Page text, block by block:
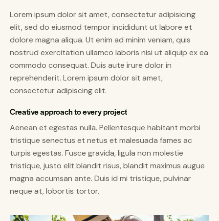
Lorem ipsum dolor sit amet, consectetur adipisicing
elit, sed do eiusmod tempor incididunt ut labore et
dolore magna aliqua. Ut enim ad minim veniam, quis
nostrud exercitation ullamco laboris nisi ut aliquip ex ea
commodo consequat. Duis aute irure dolor in
reprehenderit. Lorem ipsum dolor sit amet,
consectetur adipiscing elit.
Creative approach to every project
Aenean et egestas nulla. Pellentesque habitant morbi
tristique senectus et netus et malesuada fames ac
turpis egestas. Fusce gravida, ligula non molestie
tristique, justo elit blandit risus, blandit maximus augue
magna accumsan ante. Duis id mi tristique, pulvinar
neque at, lobortis tortor.